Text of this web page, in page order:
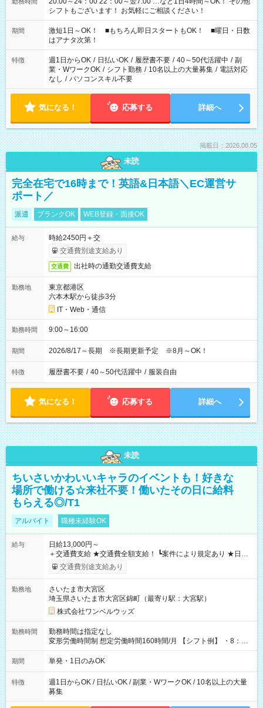
シフトもございます！ お気軽にご相談ください！
期間
激短1日～OK！ ■もちろん即日スタートもOK！ ■曜日・日数
はアナタ次第！
特徴 週1日からOK / 日払いOK / 履歴書不要 / 40～50代活躍中 / 副
業・WワークOK / シフト勤務 / 10名以上の大量募集 / 電話対応
なし / パソコンスキル不要
気になる！ 応募する 詳細へ
掲載日：2026.08.05
未読
完全在宅で16時まで！英語&日本語＼EC運営サ
ポート／
派遣 ブランクOK WEB登録・面接OK
給与
時給2450円＋交
交通費別途支給あり
交通費 出社時の通勤交通費支給
勤務地
東京都港区
六本木駅から徒歩3分
IT・Web・通信
勤務時間 9:00～16:00
期間 2026/8/17～長期 ※長期更新予定 ※8月～OK！
特徴 履歴書不要 / 40～50代活躍中 / 服装自由
気になる！ 応募する 詳細へ
未読
ちいさいかわいいキャラのイベントも！好きな
場所で働ける☆来社不要！働いたその日に給料
もらえる◎/T1
アルバイト 職種未経験OK
給与
日給13,000円～
＋交通費支給 ★交通費全額支給！ ┗案件により規定あり ★日払
いOK！（規定あり） ┗働いたその日に現金GET♪ お仕事後はコ
ンビニATMから 日払い分を引き落とせます！ 【試用期間】試
交通費別途支給あり
勤務地
さいたま市大宮区
埼玉県さいたま市大宮区錦町（最寄り駅：大宮駅）
株式会社ワンベルウッズ
勤務時間
勤務時間は指定なし
変形労働時間制 想定労働時間160時間/月 【シフト例】 ・8：00
～21：00
期間 単発・1日のみOK
特徴
週1日からOK / 日払いOK / 副業・WワークOK / 10名以上の大量
募集